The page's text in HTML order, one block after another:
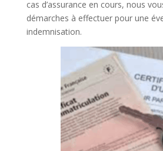
cas d’assurance en cours, nous
démarches à effectuer pour une
indemnisation.